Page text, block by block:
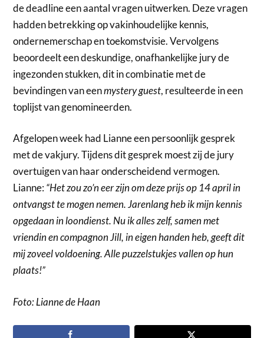
de deadline een aantal vragen uitwerken. Deze vragen
hadden betrekking op vakinhoudelijke kennis,
ondernemerschap en toekomstvisie. Vervolgens
beoordeelt een deskundige, onafhankelijke jury de
ingezonden stukken, dit in combinatie met de
bevindingen van eenmystery guest, resulteerde in een
toplijst van genomineerden.
Afgelopen week had Lianne een persoonlijk gesprek
met de vakjury. Tijdens dit gesprek moest zij de jury
overtuigen van haar onderscheidend vermogen.
Lianne:“Het zou zo’n eer zijn om deze prijs op 14 april in
ontvangst te mogen nemen. Jarenlang heb ik mijn kennis
opgedaan in loondienst. Nu ik alles zelf, samen met
vriendin en compagnon Jill, in eigen handen heb, geeft dit
mij zoveel voldoening. Alle puzzelstukjes vallen op hun
plaats!”
Foto: Lianne de Haan